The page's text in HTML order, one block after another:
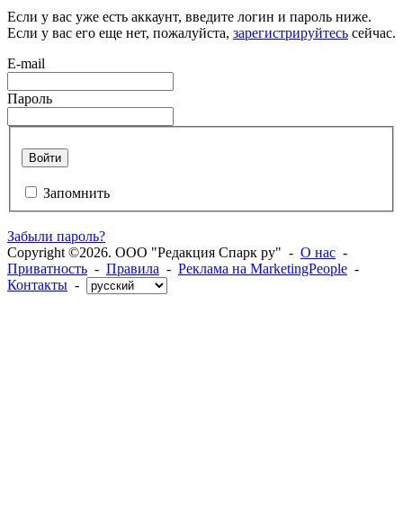
Если у вас уже есть аккаунт, введите логин и пароль ниже.
Если у вас его еще нет, пожалуйста, зарегистрируйтесь сейчас.
E-mail
Пароль
Войти
Запомнить
Забыли пароль?
Copyright ©2026. ООО "Редакция Спарк ру" - О нас -
Приватность - Правила - Реклама на MarketingPeople -
Контакты -